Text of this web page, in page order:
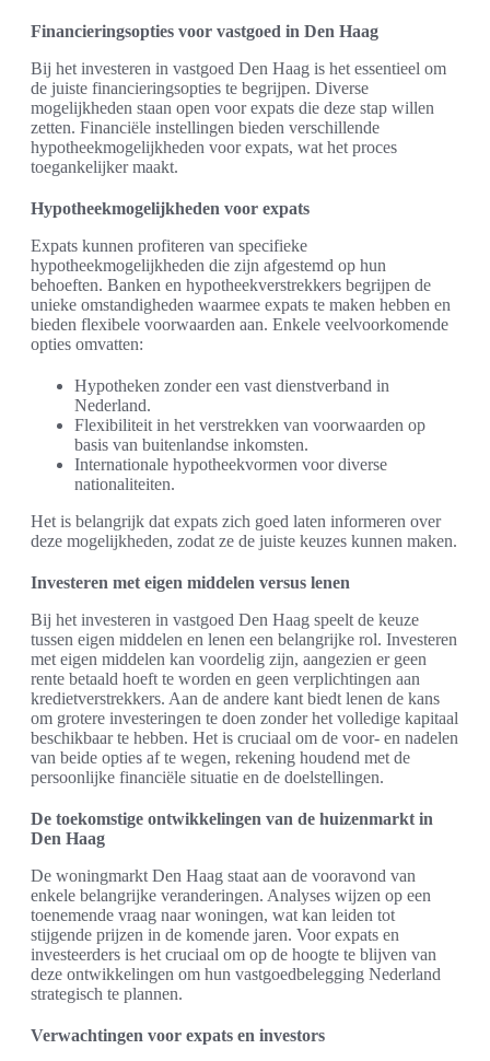
Financieringsopties voor vastgoed in Den Haag
Bij het investeren in vastgoed Den Haag is het essentieel om
de juiste financieringsopties te begrijpen. Diverse
mogelijkheden staan open voor expats die deze stap willen
zetten. Financiële instellingen bieden verschillende
hypotheekmogelijkheden voor expats, wat het proces
toegankelijker maakt.
Hypotheekmogelijkheden voor expats
Expats kunnen profiteren van specifieke
hypotheekmogelijkheden die zijn afgestemd op hun
behoeften. Banken en hypotheekverstrekkers begrijpen de
unieke omstandigheden waarmee expats te maken hebben en
bieden flexibele voorwaarden aan. Enkele veelvoorkomende
opties omvatten:
Hypotheken zonder een vast dienstverband in
Nederland.
Flexibiliteit in het verstrekken van voorwaarden op
basis van buitenlandse inkomsten.
Internationale hypotheekvormen voor diverse
nationaliteiten.
Het is belangrijk dat expats zich goed laten informeren over
deze mogelijkheden, zodat ze de juiste keuzes kunnen maken.
Investeren met eigen middelen versus lenen
Bij het investeren in vastgoed Den Haag speelt de keuze
tussen eigen middelen en lenen een belangrijke rol. Investeren
met eigen middelen kan voordelig zijn, aangezien er geen
rente betaald hoeft te worden en geen verplichtingen aan
kredietverstrekkers. Aan de andere kant biedt lenen de kans
om grotere investeringen te doen zonder het volledige kapitaal
beschikbaar te hebben. Het is cruciaal om de voor- en nadelen
van beide opties af te wegen, rekening houdend met de
persoonlijke financiële situatie en de doelstellingen.
De toekomstige ontwikkelingen van de huizenmarkt in
Den Haag
De woningmarkt Den Haag staat aan de vooravond van
enkele belangrijke veranderingen. Analyses wijzen op een
toenemende vraag naar woningen, wat kan leiden tot
stijgende prijzen in de komende jaren. Voor expats en
investeerders is het cruciaal om op de hoogte te blijven van
deze ontwikkelingen om hun vastgoedbelegging Nederland
strategisch te plannen.
Verwachtingen voor expats en investors